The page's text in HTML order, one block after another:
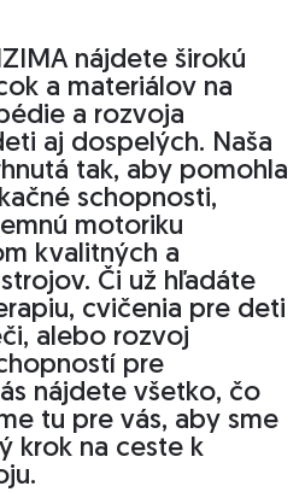
nájdete širokú
a materiálov na
a rozvoja
aj dospelých. Naša
tak, aby pomohla
schopnosti,
motoriku
kvalitných a
Či už hľadáte
cvičenia pre deti
alebo rozvoj
pre
nájdete všetko, čo
tu pre vás, aby sme
krok na ceste k